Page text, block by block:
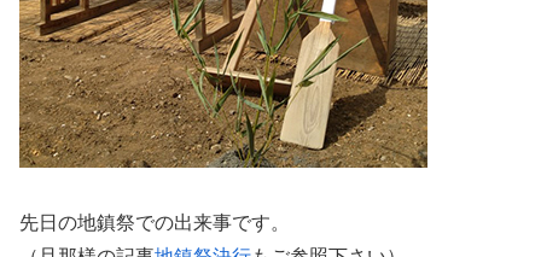
先日の地鎮祭での出来事です。